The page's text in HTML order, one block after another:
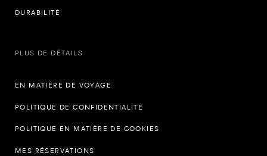
DURABILITÉ
PLUS DE DÉTAILS
EN MATIÈRE DE VOYAGE
POLITIQUE DE CONFIDENTIALITÉ
POLITIQUE EN MATIÈRE DE COOKIES
MES RÉSERVATIONS